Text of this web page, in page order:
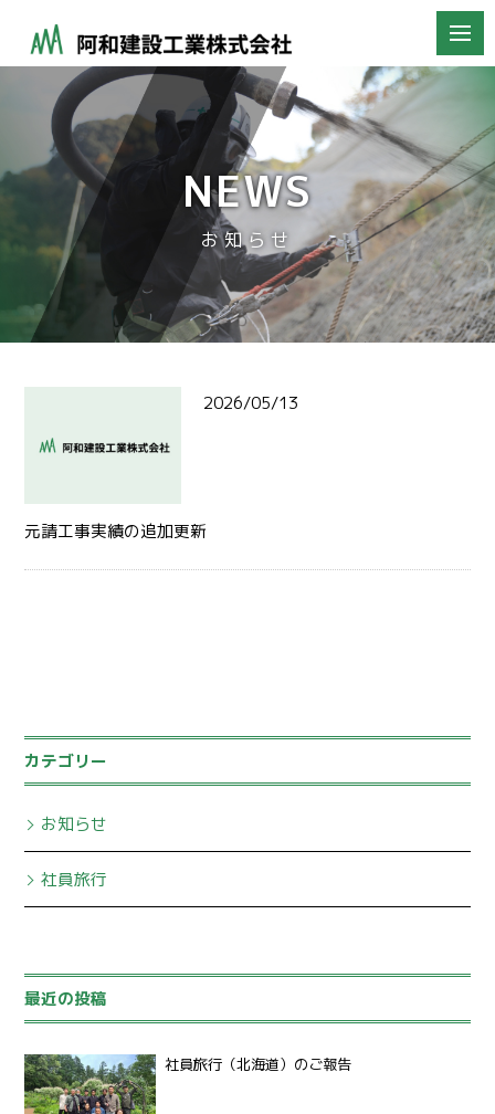
NEWS
お知らせ
2026/05/13
元請工事実績の追加更新
カテゴリー
お知らせ
社員旅行
最近の投稿
社員旅行（北海道）のご報告